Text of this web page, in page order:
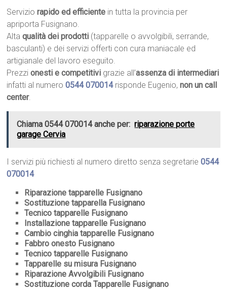
Serviziorapido ed efficiente in tutta la provincia per
apriporta Fusignano.
Altaqualità dei prodotti (tapparelle o avvolgibili, serrande,
basculanti) e dei servizi offerti con cura maniacale ed
artigianale del lavoro eseguito.
Prezzionesti e competitivi grazie all’assenza di intermediari
infatti al numero0544 070014 risponde Eugenio,non un call
center.
Chiama 0544 070014 anche per: riparazione porte
garage Cervia
I servizi più richiesti al numero diretto senza segretarie0544
070014
Riparazione tapparelle Fusignano
Sostituzione tapparella Fusignano
Tecnico tapparelle Fusignano
Installazione tapparelle Fusignano
Cambio cinghia tapparelle Fusignano
Fabbro onesto Fusignano
Tecnico tapparelle Fusignano
Tapparelle su misura Fusignano
Riparazione Avvolgibili Fusignano
Sostituzione corda Tapparelle Fusignano